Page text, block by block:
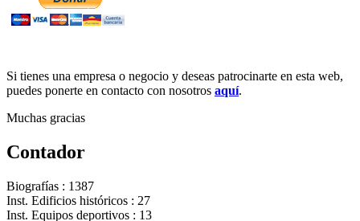
Si tienes una empresa o negocio y deseas patrocinarte en esta web,
puedes ponerte en contacto con nosotros aquí.
Muchas gracias
Contador
Biografías : 1387
Inst. Edificios históricos : 27
Inst. Equipos deportivos : 13